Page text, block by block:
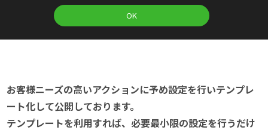
OK
お客様ニーズの高いアクションに予め設定を行いテンプレ
ート化して公開しております。
テンプレートを利用すれば、必要最小限の設定を行うだけ